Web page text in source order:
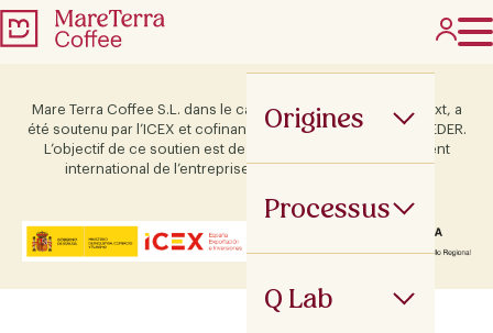
Origines
Processus
Q Lab
Mare Terra Coffee S.L. dans le cadre du programme ICEX Next, a
été soutenu par l’ICEX et cofinancé par le fonds européen FEDER.
L’objectif de ce soutien est de contribuer au développement
international de l’entreprise et de son environnement.